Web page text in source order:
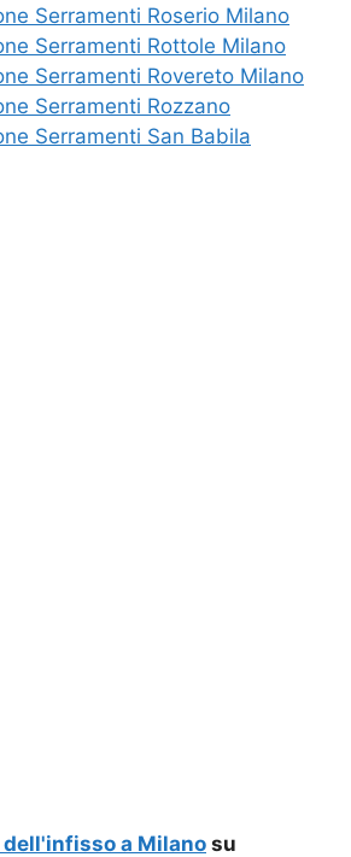
Serramenti Roserio Milano
Serramenti Rottole Milano
Serramenti Rovereto Milano
Serramenti Rozzano
Serramenti San Babila
a Milano su